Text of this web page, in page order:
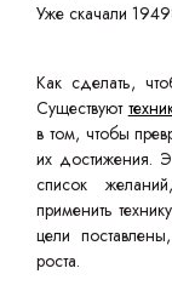
Уже скачали
Как сделать,
Существуют
в том, чтобы
их достижения.
список
применить
цели
роста.